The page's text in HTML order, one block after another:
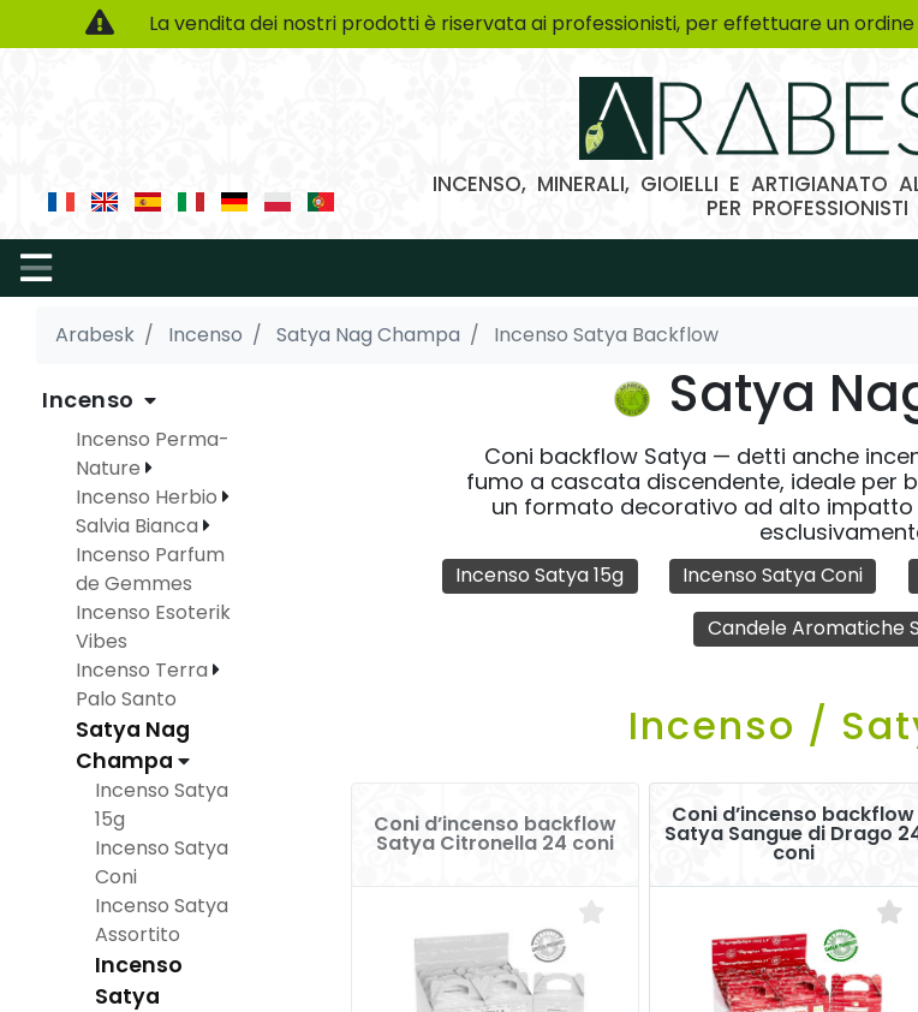
La vendita dei nostri prodotti è riservata ai professionisti, per effettuare un
INCENSO, MINERALI, GIOIELLI E ARTIGIANATO
PER PROFESSIONISTI
Arabesk Incenso Satya Nag Champa Incenso Satya Backflow
Incenso
Incenso Perma-
Nature
Incenso Herbio
Salvia Bianca
Incenso Parfum
de Gemmes
Incenso Esoterik
Vibes
Incenso Terra
Palo Santo
Satya Nag
Champa
Incenso Satya
15g
Incenso Satya
Coni
Incenso Satya
Assortito
Incenso
Satya
Satya
Coni backflow Satya — detti anche
fumo a cascata discendente, ideale per
un formato decorativo ad alto impatto
Incenso Satya 15g Incenso Satya Coni
Candele Aromatiche
Incenso /
Coni d’incenso backflow
Satya Citronella 24 coni
Coni d’incenso backflow
Satya Sangue di Drago
coni